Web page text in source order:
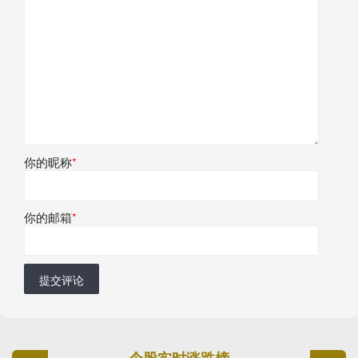
你的昵称*
你的邮箱*
提交评论